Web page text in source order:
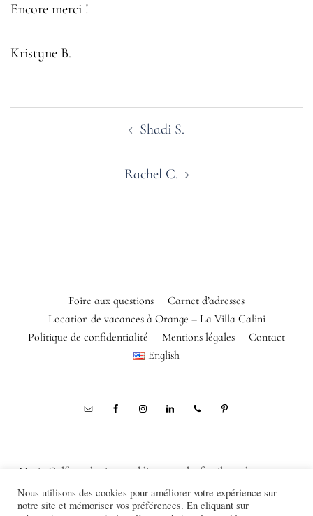
Encore merci !
Kristyne B.
Shadi S.
Rachel C.
Foire aux questions
Carnet d’adresses
Location de vacances à Orange – La Villa Galini
Politique de confidentialité
Mentions légales
Contact
English
Marie Calfopoulos is a wedding, couple, family and corporate
photographer in Orange, Avignon, Luberon, Alpilles, Provence,
France
Nous utilisons des cookies pour améliorer votre expérience sur
notre site et mémoriser vos préférences. En cliquant sur